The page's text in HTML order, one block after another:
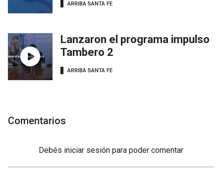
ARRIBA SANTA FE
Lanzaron el programa impulso
Tambero 2
ARRIBA SANTA FE
Comentarios
Debés iniciar sesión para poder comentar